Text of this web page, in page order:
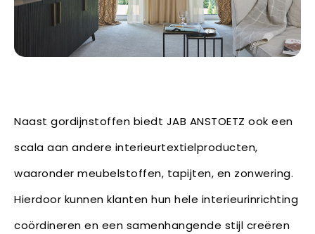
Naast gordijnstoffen biedt JAB ANSTOETZ ook een
scala aan andere interieurtextielproducten,
waaronder meubelstoffen, tapijten, en zonwering.
Hierdoor kunnen klanten hun hele interieurinrichting
coördineren en een samenhangende stijl creëren